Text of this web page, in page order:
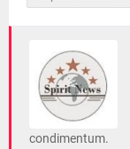
condimentum.